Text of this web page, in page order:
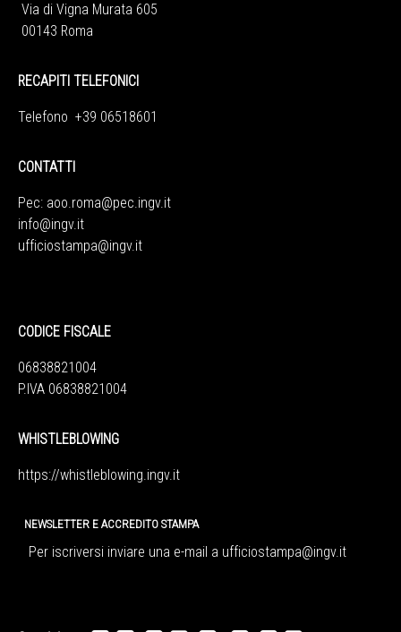
Via di Vigna Murata 605
00143 Roma
RECAPITI TELEFONICI
Telefono +39 06518601
CONTATTI
Pec: aoo.roma@pec.ingv.it
info@ingv.it
ufficiostampa@ingv.it
CODICE FISCALE
06838821004
P.IVA 06838821004
WHISTLEBLOWING
https://whistleblowing.ingv.it
NEWSLETTER E ACCREDITO STAMPA
Per iscriversi inviare una e-mail a ufficiostampa@ingv.it